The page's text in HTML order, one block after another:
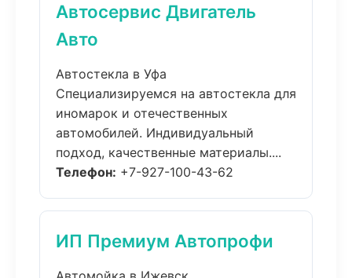
Автосервис Двигатель
Авто
Автостекла в Уфа
Специализируемся на автостекла для
иномарок и отечественных
автомобилей. Индивидуальный
подход, качественные материалы....
Телефон: +7-927-100-43-62
ИП Премиум Автопрофи